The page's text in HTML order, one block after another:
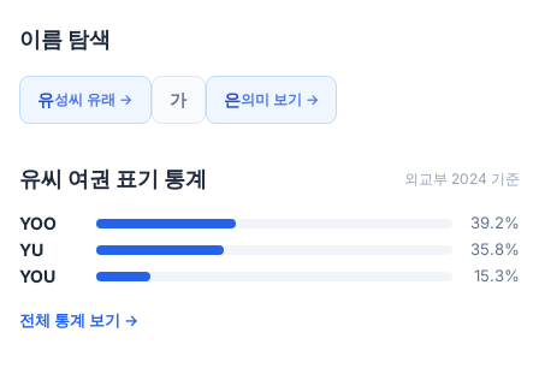
이름 탐색
유성씨 유래 → 가 은의미 보기 →
유씨 여권 표기 통계 외교부 2024 기준
YOO 39.2%
YU 35.8%
YOU 15.3%
전체 통계 보기 →